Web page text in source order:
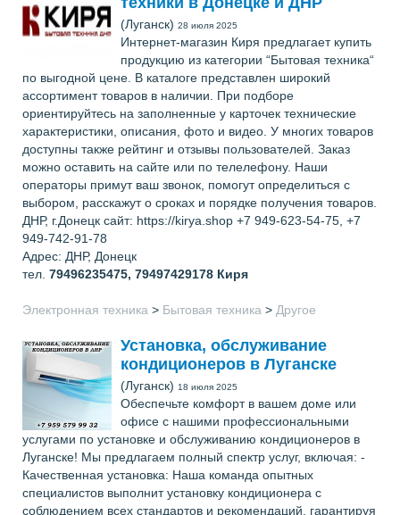
(Луганск) 28 июля 2025
Интернет-магазин Киря предлагает купить
продукцию из категории “Бытовая техника“
по выгодной цене. В каталоге представлен широкий
ассортимент товаров в наличии. При подборе
ориентируйтесь на заполненные у карточек технические
характеристики, описания, фото и видео. У многих товаров
доступны также рейтинг и отзывы пользователей. Заказ
можно оставить на сайте или по телелефону. Наши
операторы примут ваш звонок, помогут определиться с
выбором, расскажут о сроках и порядке получения товаров.
ДНР, г.Донецк сайт: https://kirya.shop +7 949-623-54-75, +7
949-742-91-78
Адрес: ДНР, Донецк
тел. 79496235475, 79497429178 Киря
Электронная техника > Бытовая техника > Другое
Установка, обслуживание
кондиционеров в Луганске
(Луганск) 18 июля 2025
Обеспечьте комфорт в вашем доме или
офисе с нашими профессиональными
услугами по установке и обслуживанию кондиционеров в
Луганске! Мы предлагаем полный спектр услуг, включая: -
Качественная установка: Наша команда опытных
специалистов выполнит установку кондиционера с
соблюдением всех стандартов и рекомендаций, гарантируя